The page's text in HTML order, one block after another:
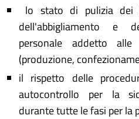
lo stato di pulizia dei
dell'abbigliamento e
personale addetto
(produzione,
il rispetto delle
autocontrollo per la
durante tutte le fasi per la